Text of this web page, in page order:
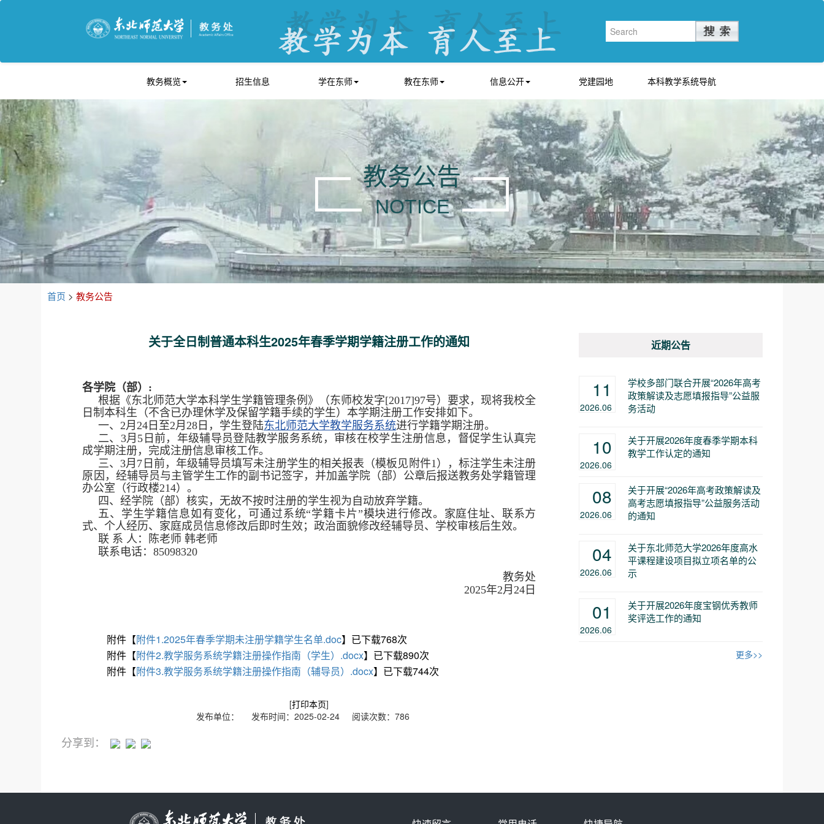
教务概览 招生信息 学在东师 教在东师 信息公开 党建园地 本科教学系统导航
教务公告
NOTICE
首页 > 教务公告
关于全日制普通本科生2025年春季学期学籍注册工作的通知
各学院（部）:
根据《东北师范大学本科学生学籍管理条例》（东师校发字[2017]97号）要求，现将我校全
日制本科生（不含已办理休学及保留学籍手续的学生）本学期注册工作安排如下。
一、2月24日至2月28日，学生登陆东北师范大学教学服务系统进行学籍学期注册。
二、3月5日前，年级辅导员登陆教学服务系统，审核在校学生注册信息，督促学生认真完
成学期注册，完成注册信息审核工作。
三、3月7日前，年级辅导员填写未注册学生的相关报表（模板见附件1），标注学生未注册
原因，经辅导员与主管学生工作的副书记签字，并加盖学院（部）公章后报送教务处学籍管理
办公室（行政楼214）。
四、经学院（部）核实，无故不按时注册的学生视为自动放弃学籍。
五、学生学籍信息如有变化，可通过系统“学籍卡片”模块进行修改。家庭住址、联系方
式、个人经历、家庭成员信息修改后即时生效；政治面貌修改经辅导员、学校审核后生效。
联 系 人：陈老师 韩老师
联系电话：85098320
教务处
2025年2月24日
附件【附件1.2025年春季学期未注册学籍学生名单.doc】已下载768次
附件【附件2.教学服务系统学籍注册操作指南（学生）.docx】已下载890次
附件【附件3.教学服务系统学籍注册操作指南（辅导员）.docx】已下载744次
[打印本页]
发布单位： 发布时间：2025-02-24 阅读次数：786
分享到：
近期公告
11
2026.06
学校多部门联合开展“2026年高考
政策解读及志愿填报指导”公益服
务活动
10
2026.06
关于开展2026年度春季学期本科
教学工作认定的通知
08
2026.06
关于开展“2026年高考政策解读及
高考志愿填报指导”公益服务活动
的通知
04
2026.06
关于东北师范大学2026年度高水
平课程建设项目拟立项名单的公
示
01
2026.06
关于开展2026年度宝钢优秀教师
奖评选工作的通知
更多>>